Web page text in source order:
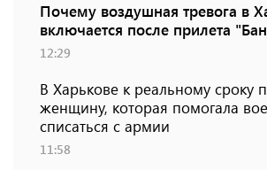
Почему воздушная тревога в
включается после прилета
12:29
В Харькове к реальному сроку
женщину, которая помогала
списаться с армии
11:58